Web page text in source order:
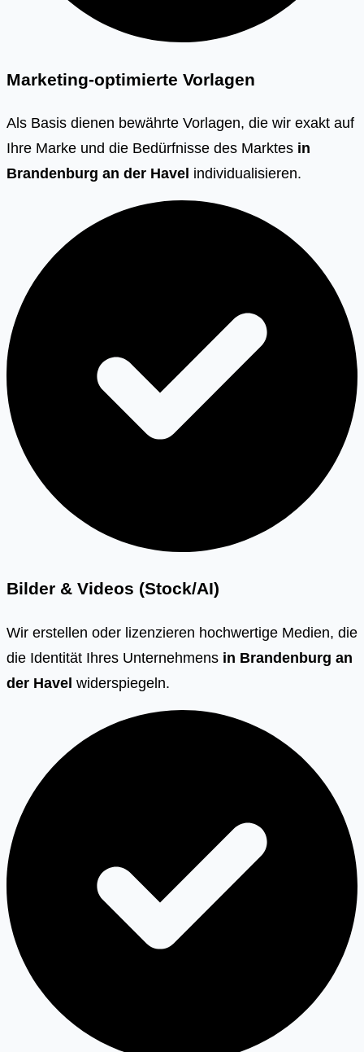
Marketing-optimierte Vorlagen
Als Basis dienen bewährte Vorlagen, die wir exakt auf
Ihre Marke und die Bedürfnisse des Marktes in
Brandenburg an der Havel individualisieren.
Bilder & Videos (Stock/AI)
Wir erstellen oder lizenzieren hochwertige Medien, die
die Identität Ihres Unternehmens in Brandenburg an
der Havel widerspiegeln.